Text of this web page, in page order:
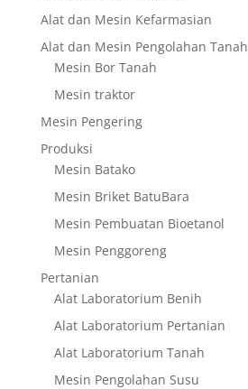
Alat dan Mesin Kefarmasian
Alat dan Mesin Pengolahan Tanah
Mesin Bor Tanah
Mesin traktor
Mesin Pengering
Produksi
Mesin Batako
Mesin Briket BatuBara
Mesin Pembuatan Bioetanol
Mesin Penggoreng
Pertanian
Alat Laboratorium Benih
Alat Laboratorium Pertanian
Alat Laboratorium Tanah
Mesin Pengolahan Susu